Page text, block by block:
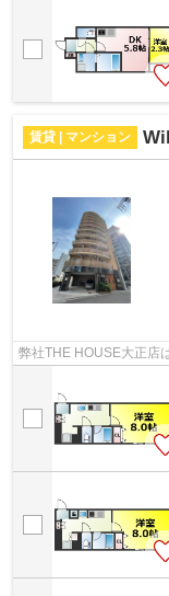
賃貸 | マンション
弊社THE HOUSE大正店